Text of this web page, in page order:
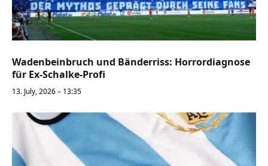
Wadenbeinbruch und Bänderriss: Horrordiagnose
für Ex-Schalke-Profi
13. July, 2026 – 13:35